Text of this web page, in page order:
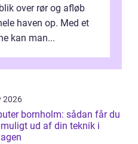
over rør og afløb
haven op. Med et
kan man...
2026
bornholm: sådan får du
ud af din teknik i